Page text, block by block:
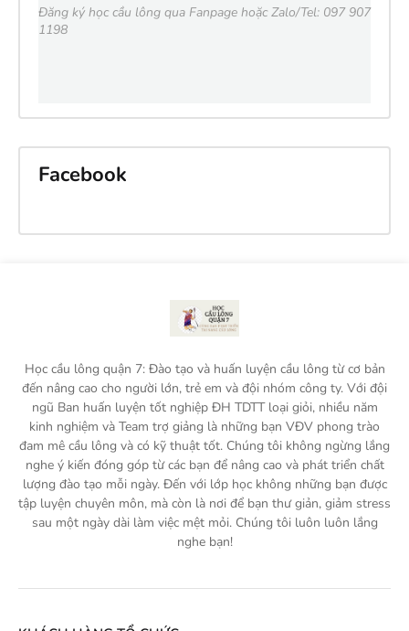
Đăng ký học cầu lông qua Fanpage hoặc Zalo/Tel: 097 907
1198
Facebook
Học cầu lông quận 7: Đào tạo và huấn luyện cầu lông từ cơ bản
đến nâng cao cho người lớn, trẻ em và đội nhóm công ty. Với đội
ngũ Ban huấn luyện tốt nghiệp ĐH TDTT loại giỏi, nhiều năm
kinh nghiệm và Team trợ giảng là những bạn VĐV phong trào
đam mê cầu lông và có kỹ thuật tốt. Chúng tôi không ngừng lắng
nghe ý kiến đóng góp từ các bạn để nâng cao và phát triển chất
lượng đào tạo mỗi ngày. Đến với lớp học không những bạn được
tập luyện chuyên môn, mà còn là nơi để bạn thư giản, giảm stress
sau một ngày dài làm việc mệt mỏi. Chúng tôi luôn luôn lắng
nghe bạn!